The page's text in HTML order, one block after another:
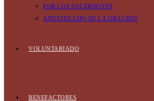
POR LOS SACERDOTES
APOSTOLADO DE LA ORACIÓN
VOLUNTARIADO
BENEFACTORES